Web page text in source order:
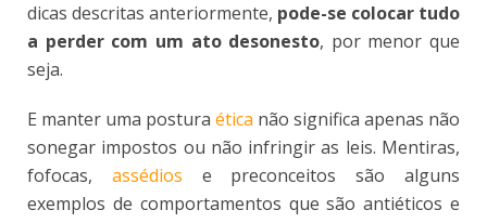
dicas descritas anteriormente, pode-se colocar tudo
a perder com um ato desonesto, por menor que
seja.
E manter uma postura ética não significa apenas não
sonegar impostos ou não infringir as leis. Mentiras,
fofocas, assédios e preconceitos são alguns
exemplos de comportamentos que são antiéticos e